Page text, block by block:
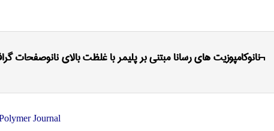
¬نانوکامپوزیت های رسانا مبتنی بر پلیمر با غلظت بالای نانوصفحات
Journal